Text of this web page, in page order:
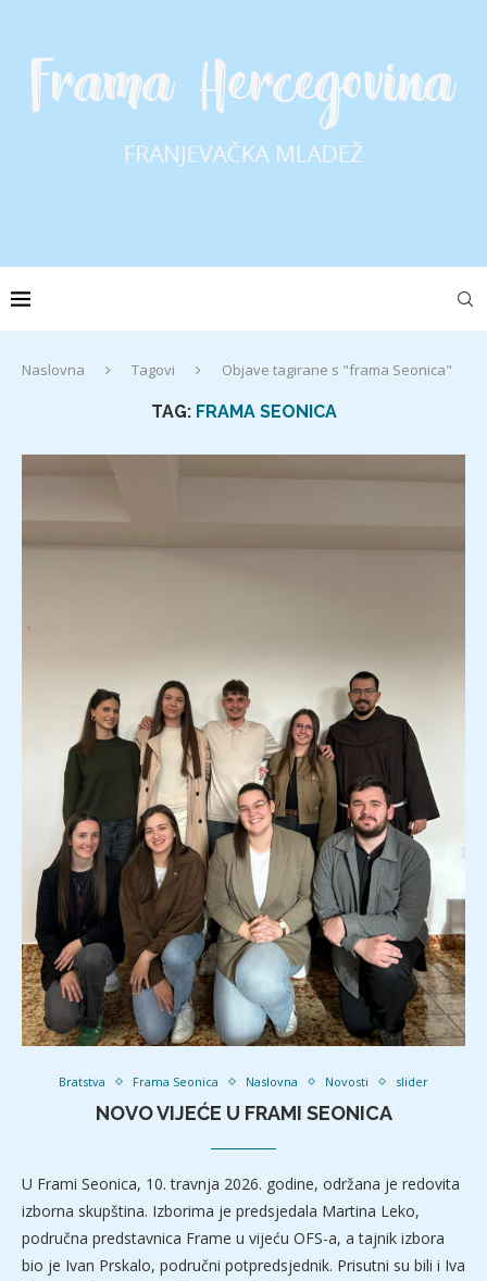
Naslovna Tagovi Objave tagirane s "frama Seonica"
TAG: FRAMA SEONICA
Bratstva Frama Seonica Naslovna Novosti slider
NOVO VIJEĆE U FRAMI SEONICA
U Frami Seonica, 10. travnja 2026. godine, održana je redovita
izborna skupština. Izborima je predsjedala Martina Leko,
područna predstavnica Frame u vijeću OFS-a, a tajnik izbora
bio je Ivan Prskalo, područni potpredsjednik. Prisutni su bili i Iva